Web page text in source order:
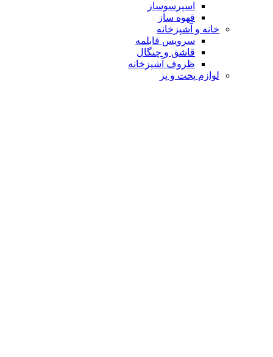
اسپرسوساز
قهوه ساز
خانه و آشپزخانه
سرویس قابلمه
قاشق و چنگال
ظروف آشپزخانه
لوازم پخت و پز